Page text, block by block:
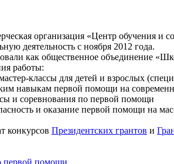
организация «Центр обучения
деятельность с ноября 2012 года.
как общественное объединение
работы:
классы для детей и взрослых
навыкам первой помощи на
и соревнования по первой помощи
и оказание первой помощи на
конкурсов Президентских грантов и
первой помощи